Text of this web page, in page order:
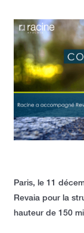
Paris, le 11
Revaia pour la
hauteur de 150